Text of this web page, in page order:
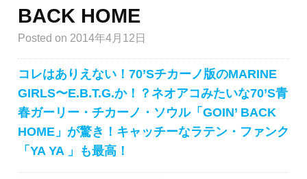
BACK HOME
Posted on 2014年4月12日
コレはありえない！70’Sチカーノ版のMARINE
GIRLS〜E.B.T.G.か！？ネオアコみたいな70’S青
春ガーリー・チカーノ・ソウル「GOIN’ BACK
HOME」が驚き！キャッチーなラテン・ファンク
「YA YA 」も最高！